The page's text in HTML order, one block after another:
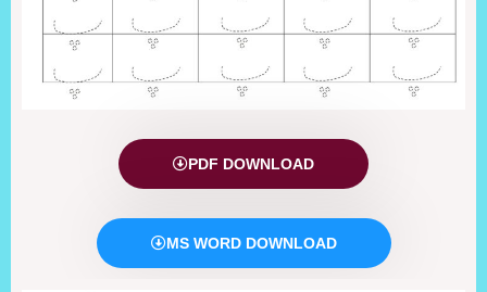
PDF DOWNLOAD
MS WORD DOWNLOAD